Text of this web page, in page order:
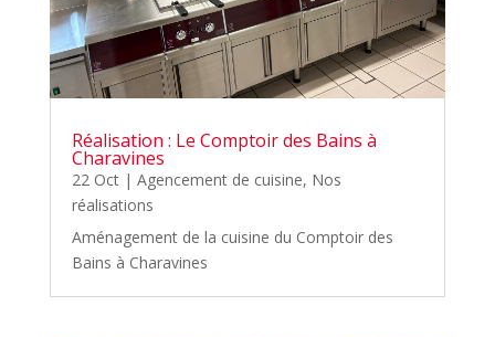
Réalisation : Le Comptoir des Bains à
Charavines
22 Oct| Agencement de cuisine, Nos
réalisations
Aménagement de la cuisine du Comptoir des
Bains à Charavines